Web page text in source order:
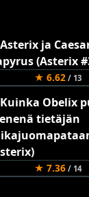
★ 6.62/ 13
★ 7.36/ 14